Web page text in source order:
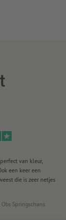
van kleur,
een keer een
die is zeer netjes
Springschans